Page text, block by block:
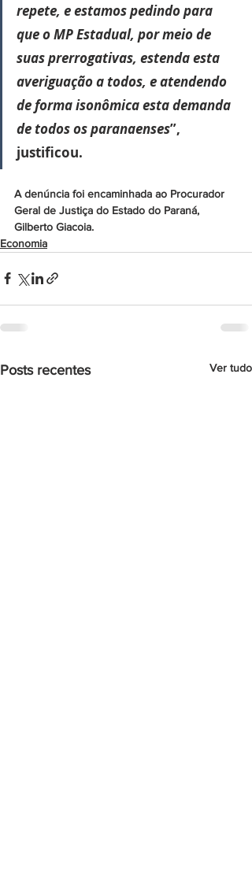
repete, e estamos pedindo para
que o MP Estadual, por meio de
suas prerrogativas, estenda esta
averiguação a todos, e atendendo
de forma isonômica esta demanda
de todos os paranaenses”,
justificou.
A denúncia foi encaminhada ao Procurador
Geral de Justiça do Estado do Paraná,
Gilberto Giacoia.
Economia
Posts recentes Ver tudo